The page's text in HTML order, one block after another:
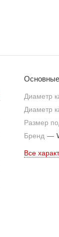
Основные
Диаметр
Диаметр
Размер
Бренд —
Все